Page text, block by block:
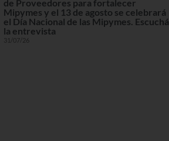
de Proveedores para fortalecer
Mipymes y el 13 de agosto se celebrará
el Día Nacional de las Mipymes. Escuchá
la entrevista
31/07/26